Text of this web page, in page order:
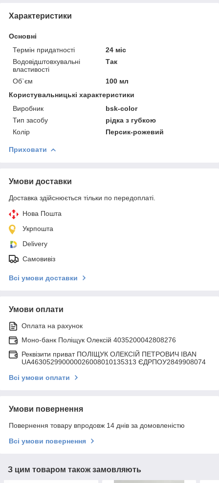
Характеристики
Основні
Термін придатності
24 міс
Водовідштовхувальні
властивості
Так
Об`єм
100 мл
Користувальницькі характеристики
Виробник
bsk-color
Тип засобу
рідка з губкою
Колір
Персик-рожевий
Приховати
Умови доставки
Доставка здійснюється тільки по передоплаті.
Нова Пошта
Укрпошта
Delivery
Самовивіз
Всі умови доставки
Умови оплати
Оплата на рахунок
Моно-банк Поліщук Олексій 4035200042808276
Реквізити приват ПОЛІЩУК ОЛЕКСІЙ ПЕТРОВИЧ IBAN
UA463052990000026008010135313 ЄДРПОУ2849908074
Всі умови оплати
Умови повернення
Повернення товару впродовж 14 днів за домовленістю
Всі умови повернення
З цим товаром також замовляють